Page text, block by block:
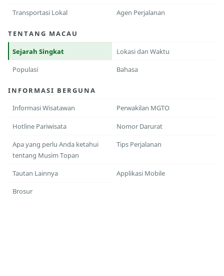
Transportasi Lokal Agen Perjalanan
TENTANG MACAU
Sejarah Singkat
Lokasi dan Waktu
Populasi Bahasa
INFORMASI BERGUNA
Informasi Wisatawan
Perwakilan MGTO
Hotline Pariwisata Nomor Darurat
Apa yang perlu Anda ketahui
tentang Musim Topan
Tips Perjalanan
Tautan Lainnya Applikasi Mobile
Brosur